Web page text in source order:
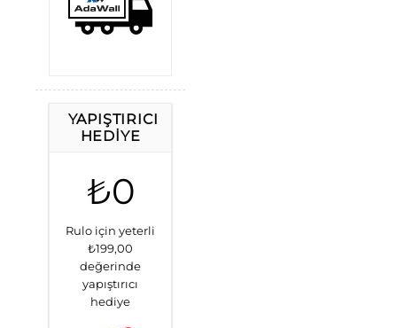
YAPIŞTIRICI
HEDIYE
₺0
Rulo için yeterli
₺199,00
değerinde
yapıştırıcı
hediye